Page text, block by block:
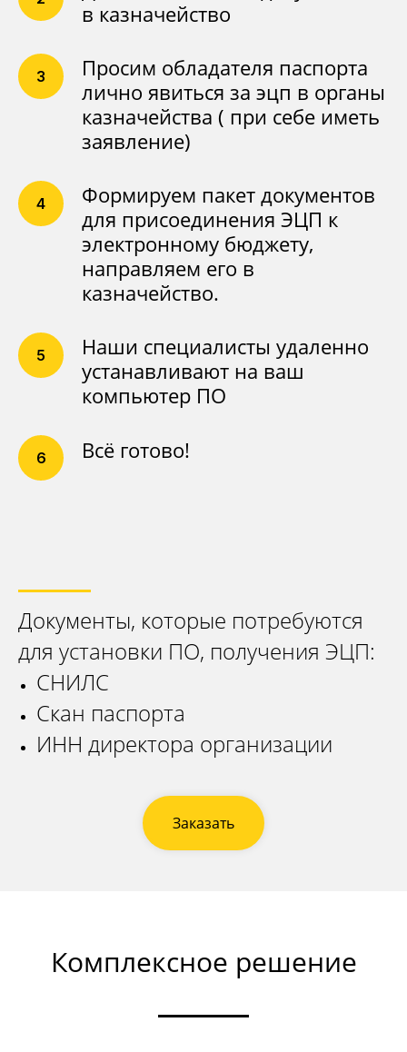
в казначейство
Просим обладателя паспорта
лично явиться за эцп в органы
казначейства ( при себе иметь
заявление)
Формируем пакет документов
для присоединения ЭЦП к
электронному бюджету,
направляем его в
казначейство.
Наши специалисты удаленно
устанавливают на ваш
компьютер ПО
Всё готово!
Документы, которые потребуются
для установки ПО, получения ЭЦП:
СНИЛС
Скан паспорта
ИНН директора организации
Заказать
Комплексное решение
Заказать звонок
+7 (917) 887-95-50
Казначейское сопровождение
по всей России
Контакты
Бесплатный анализ контракта
Пн-Пт: 9:00 - 18:00
Сб-Вс: выходной